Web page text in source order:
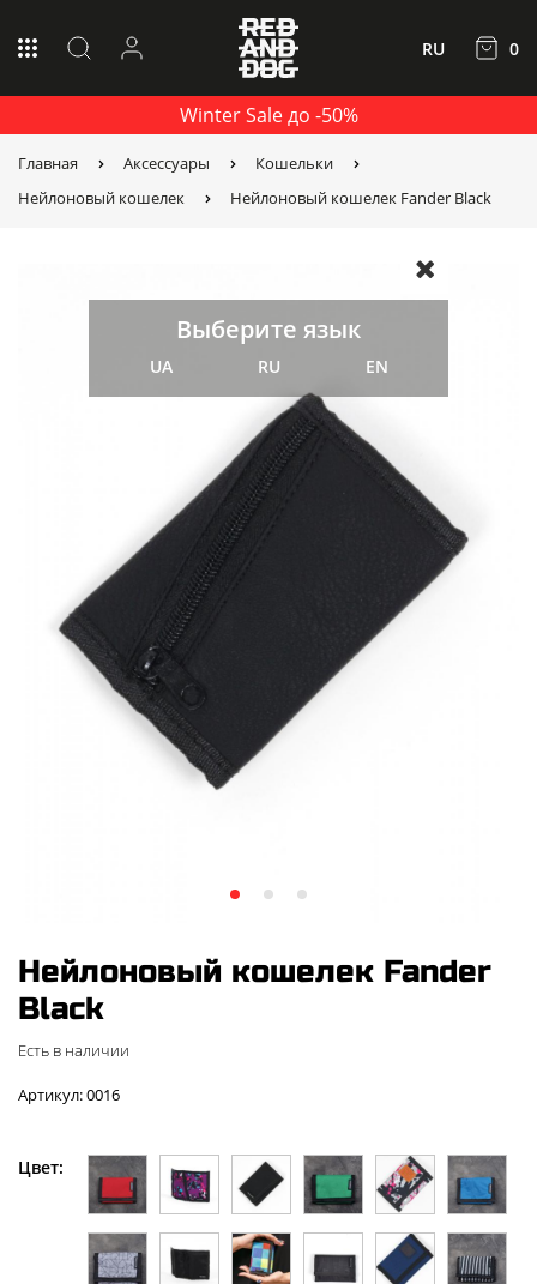
Winter Sale до -50%
RU 0
Главная Аксессуары
Кошельки
Нейлоновый кошелек
Нейлоновый кошелек Fander Black
Нейлоновый кошелек Fander
Black
Есть в наличии
Артикул: 0016
Цвет:
Выберите язык
UA RU EN